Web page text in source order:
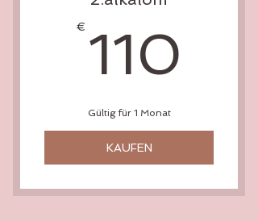
€ 110
Gültig für 1 Monat
KAUFEN